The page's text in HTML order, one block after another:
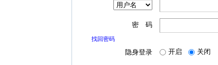
密 码
找回密码
隐身登录 开启 关闭